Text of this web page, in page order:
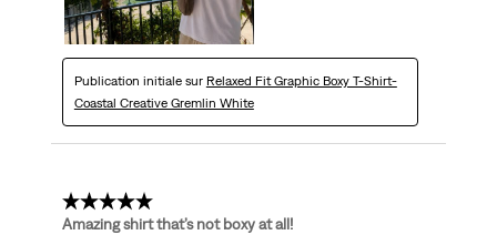
Publication initiale sur Relaxed Fit Graphic Boxy T-Shirt-
Coastal Creative Gremlin White
5 étoile(s) sur 5.
Amazing shirt that’s not boxy at all!